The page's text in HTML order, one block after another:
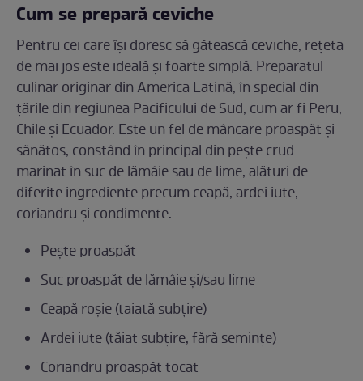
Cum se prepară ceviche
Pentru cei care își doresc să gătească ceviche, rețeta
de mai jos este ideală și foarte simplă. Preparatul
culinar originar din America Latină, în special din
țările din regiunea Pacificului de Sud, cum ar fi Peru,
Chile și Ecuador. Este un fel de mâncare proaspăt și
sănătos, constând în principal din pește crud
marinat în suc de lămâie sau de lime, alături de
diferite ingrediente precum ceapă, ardei iute,
coriandru și condimente.
Pește proaspăt
Suc proaspăt de lămâie și/sau lime
Ceapă roșie (taiată subțire)
Ardei iute (tăiat subțire, fără semințe)
Coriandru proaspăt tocat